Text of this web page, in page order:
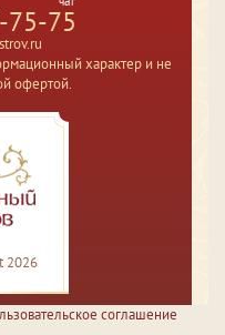
75-75
характер и не
офертой.
2026
соглашение